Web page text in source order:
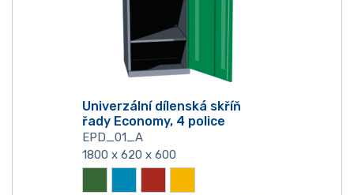
Univerzální dílenská skříň
řady Economy, 4 police
EPD_01_A
1800 x 620 x 600